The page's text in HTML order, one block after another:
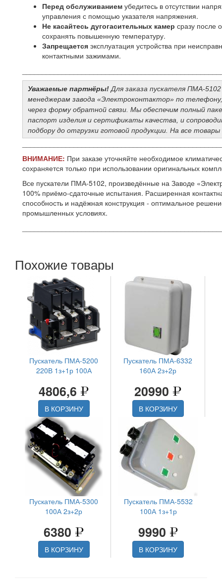
Перед обслуживанием убедитесь в отсутствии
управления с помощью указателя напряжения.
Не касайтесь дугогасительных камер сразу после
сохранять повышенную температуру.
Запрещается эксплуатация устройства при
контактными зажимами.
Уважаемые партнёры! Для заказа пускателя ПМА-
менеджерам завода «Электроконтактор» по
через форму обратной связи. Мы обеспечим полный
паспорт изделия и сертификаты качества, и
подбору до отгрузки готовой продукции. На все
ВНИМАНИЕ: При заказе уточняйте необходимое
сохраняется только при использовании оригинальных
Все пускатели ПМА-5102, произведённые на Заводе
100% приёмо-сдаточные испытания. Расширенная
способность и надёжная конструкция - оптимальное
промышленных условиях.
Похожие товары
Пускатель ПМА-5200
220В 1з+1р 100А
4806,6
В КОРЗИНУ
Пускатель ПМА-6332
160А 2з+2р
20990
В КОРЗИНУ
Пускатель ПМА-5300
100А 2з+2р
6380
В КОРЗИНУ
Пускатель ПМА-5532
100А 1з+1р
9990
В КОРЗИНУ